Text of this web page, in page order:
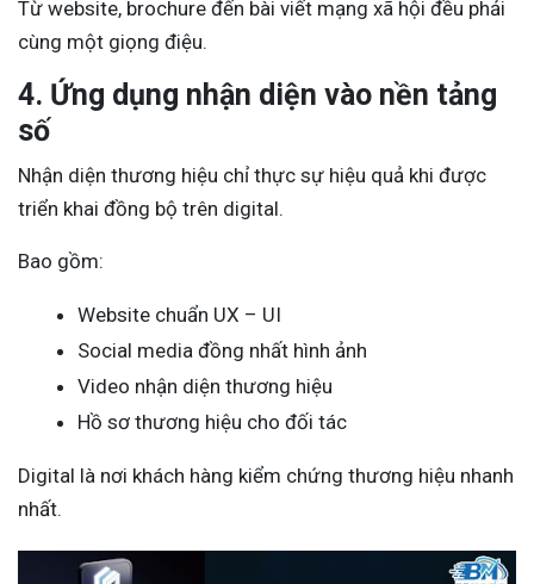
Từ website, brochure đến bài viết mạng xã hội đều phải
cùng một giọng điệu.
4. Ứng dụng nhận diện vào nền tảng
số
Nhận diện thương hiệu chỉ thực sự hiệu quả khi được
triển khai đồng bộ trên digital.
Bao gồm:
Website chuẩn UX – UI
Social media đồng nhất hình ảnh
Video nhận diện thương hiệu
Hồ sơ thương hiệu cho đối tác
Digital là nơi khách hàng kiểm chứng thương hiệu nhanh
nhất.